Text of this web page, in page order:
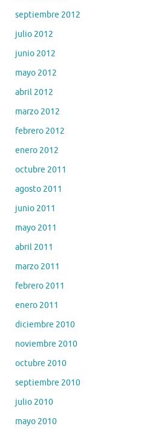
septiembre 2012
julio 2012
junio 2012
mayo 2012
abril 2012
marzo 2012
febrero 2012
enero 2012
octubre 2011
agosto 2011
junio 2011
mayo 2011
abril 2011
marzo 2011
febrero 2011
enero 2011
diciembre 2010
noviembre 2010
octubre 2010
septiembre 2010
julio 2010
mayo 2010